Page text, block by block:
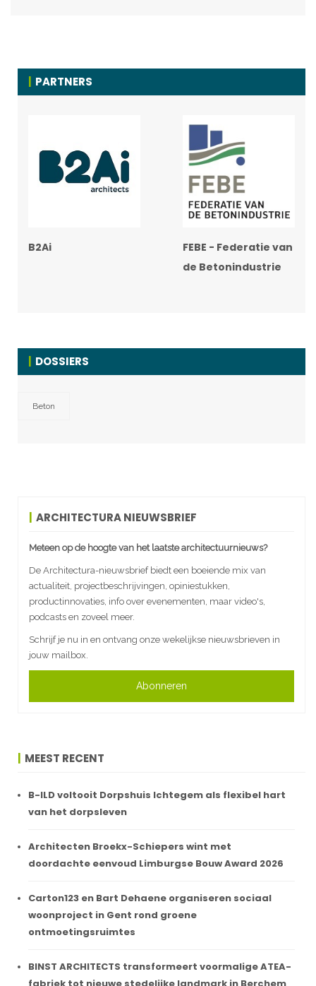
PARTNERS
B2Ai
FEBE - Federatie van
de Betonindustrie
DOSSIERS
Beton
ARCHITECTURA NIEUWSBRIEF
Meteen op de hoogte van het laatste architectuurnieuws?
De Architectura-nieuwsbrief biedt een boeiende mix van
actualiteit, projectbeschrijvingen, opiniestukken,
productinnovaties, info over evenementen, maar video's,
podcasts en zoveel meer.
Schrijf je nu in en ontvang onze wekelijkse nieuwsbrieven in
jouw mailbox.
Abonneren
MEEST RECENT
B-ILD voltooit Dorpshuis Ichtegem als flexibel hart
van het dorpsleven
Architecten Broekx-Schiepers wint met
doordachte eenvoud Limburgse Bouw Award 2026
Carton123 en Bart Dehaene organiseren sociaal
woonproject in Gent rond groene
ontmoetingsruimtes
BINST ARCHITECTS transformeert voormalige ATEA-
fabriek tot nieuwe stedelijke landmark in Berchem